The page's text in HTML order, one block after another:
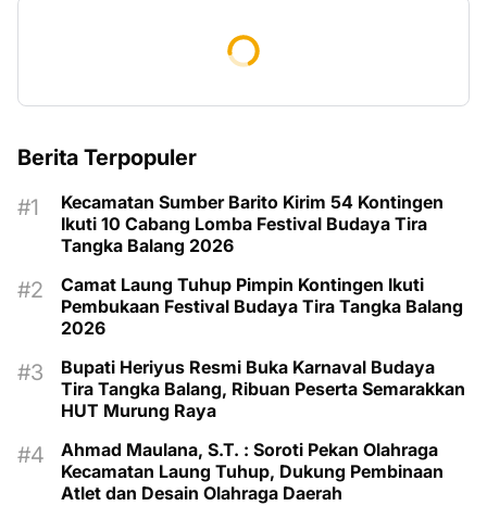
Berita Terpopuler
Kecamatan Sumber Barito Kirim 54 Kontingen
Ikuti 10 Cabang Lomba Festival Budaya Tira
Tangka Balang 2026
Camat Laung Tuhup Pimpin Kontingen Ikuti
Pembukaan Festival Budaya Tira Tangka Balang
2026
Bupati Heriyus Resmi Buka Karnaval Budaya
Tira Tangka Balang, Ribuan Peserta Semarakkan
HUT Murung Raya
Ahmad Maulana, S.T. : Soroti Pekan Olahraga
Kecamatan Laung Tuhup, Dukung Pembinaan
Atlet dan Desain Olahraga Daerah